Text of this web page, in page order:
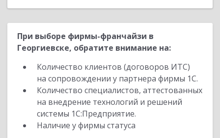
При выборе фирмы-франчайзи в
Георгиевске, обратите внимание на:
Количество клиентов (договоров ИТС)
на сопровождении у партнера фирмы 1С.
Количество специалистов, аттестованных
на внедрение технологий и решений
системы 1С:Предприятие.
Наличие у фирмы статуса